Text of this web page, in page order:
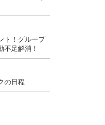
ト！グループ
不足解消！
の日程